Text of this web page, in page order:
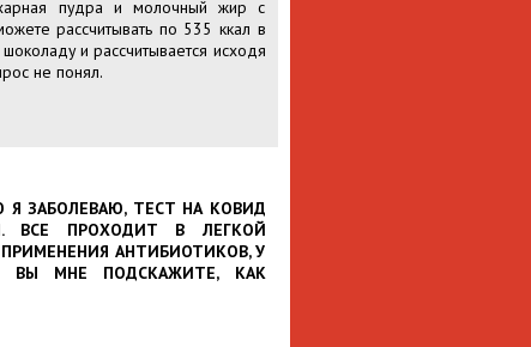
пудра и молочный жир с
рассчитывать по 535 ккал в
и рассчитывается исходя
не понял.
Я ЗАБОЛЕВАЮ, ТЕСТ НА КОВИД
ВСЕ ПРОХОДИТ В ЛЕГКОЙ
АНТИБИОТИКОВ, У
ВЫ МНЕ ПОДСКАЖИТЕ, КАК